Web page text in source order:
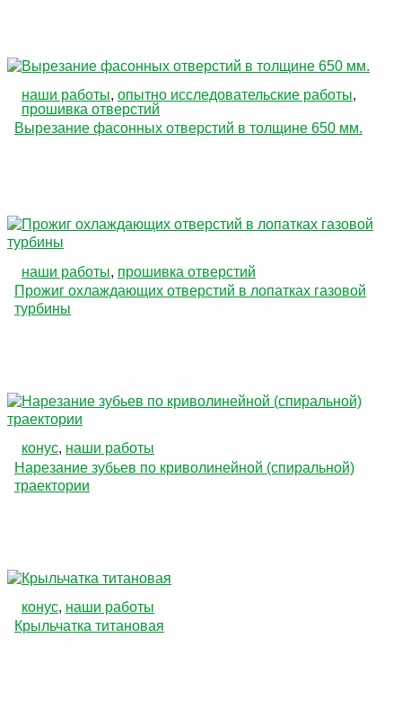
наши работы, опытно исследовательские работы,
прошивка отверстий
Вырезание фасонных отверстий в толщине 650 мм.
наши работы, прошивка отверстий
Прожиг охлаждающих отверстий в лопатках газовой
турбины
конус, наши работы
Нарезание зубьев по криволинейной (спиральной)
траектории
конус, наши работы
Крыльчатка титановая